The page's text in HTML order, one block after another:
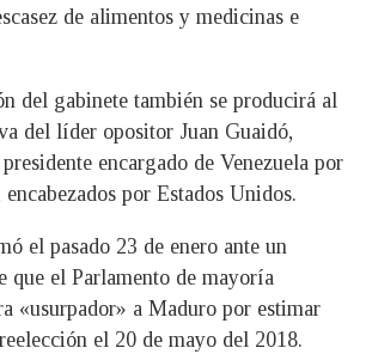
de alimentos y medicinas e
del gabinete también se producirá al
del líder opositor Juan Guaidó,
encargado de Venezuela por
por Estados Unidos.
el pasado 23 de enero ante un
que el Parlamento de mayoría
«usurpador» a Maduro por estimar
el 20 de mayo del 2018.